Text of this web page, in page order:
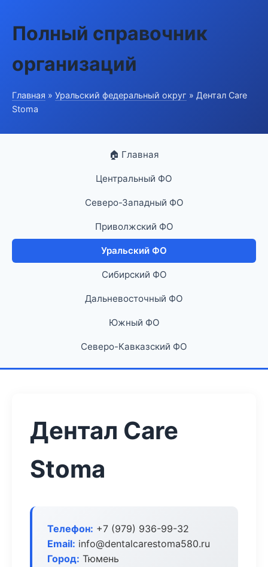
Полный справочник
организаций
Главная » Уральский федеральный округ » Дентал Care
Stoma
🏠 Главная
Центральный ФО
Северо-Западный ФО
Приволжский ФО
Уральский ФО
Сибирский ФО
Дальневосточный ФО
Южный ФО
Северо-Кавказский ФО
Дентал Care
Stoma
Телефон: +7 (979) 936-99-32
Email: info@dentalcarestoma580.ru
Город: Тюмень